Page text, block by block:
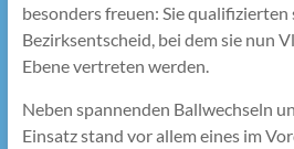
besonders freuen: Sie qualifizierten
Bezirksentscheid, bei dem sie nun
Ebene vertreten werden.
Neben spannenden Ballwechseln
Einsatz stand vor allem eines im